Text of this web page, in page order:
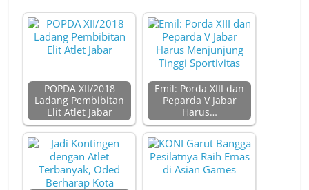
POPDA XII/2018
Ladang Pembibitan
Elit Atlet Jabar
Emil: Porda XIII dan
Peparda V Jabar
Harus…